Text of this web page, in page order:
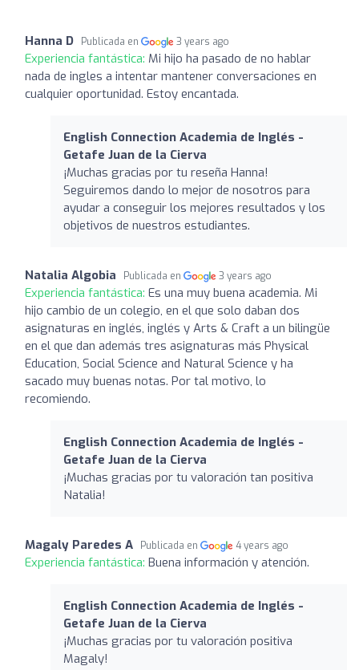
Hanna D Publicada en 3 years ago
Experiencia fantástica: Mi hijo ha pasado de no hablar
nada de ingles a intentar mantener conversaciones en
cualquier oportunidad. Estoy encantada.
English Connection Academia de Inglés -
Getafe Juan de la Cierva
¡Muchas gracias por tu reseña Hanna!
Seguiremos dando lo mejor de nosotros para
ayudar a conseguir los mejores resultados y los
objetivos de nuestros estudiantes.
Natalia Algobia Publicada en 3 years ago
Experiencia fantástica: Es una muy buena academia. Mi
hijo cambio de un colegio, en el que solo daban dos
asignaturas en inglés, inglés y Arts & Craft a un bilingüe
en el que dan además tres asignaturas más Physical
Education, Social Science and Natural Science y ha
sacado muy buenas notas. Por tal motivo, lo
recomiendo.
English Connection Academia de Inglés -
Getafe Juan de la Cierva
¡Muchas gracias por tu valoración tan positiva
Natalia!
Magaly Paredes A Publicada en 4 years ago
Experiencia fantástica: Buena información y atención.
English Connection Academia de Inglés -
Getafe Juan de la Cierva
¡Muchas gracias por tu valoración positiva
Magaly!